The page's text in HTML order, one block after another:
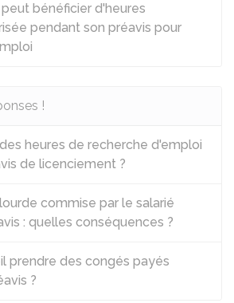
peut bénéficier d'heures
pendant son préavis pour
!
heures de recherche d'emploi
de licenciement ?
commise par le salarié
: quelles conséquences ?
prendre des congés payés
?